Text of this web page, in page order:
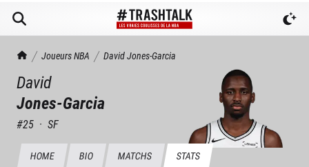
TrashTalk Actu NBA
Joueurs NBA DavidJones-Garcia
David
Jones-Garcia
#25 · SF
HOME BIO MATCHS STATS